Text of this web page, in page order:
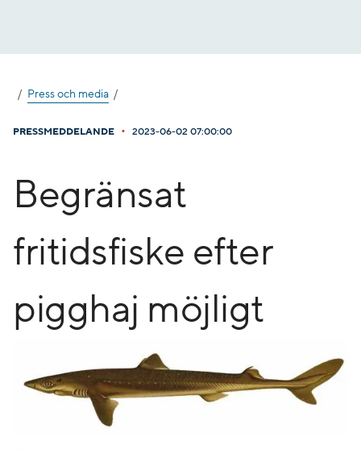
Press och media
PRESSMEDDELANDE • 2023-06-02 07:00:00
Begränsat
fritidsfiske efter
pigghaj möjligt